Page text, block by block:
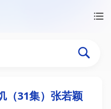
（31集）张若颖